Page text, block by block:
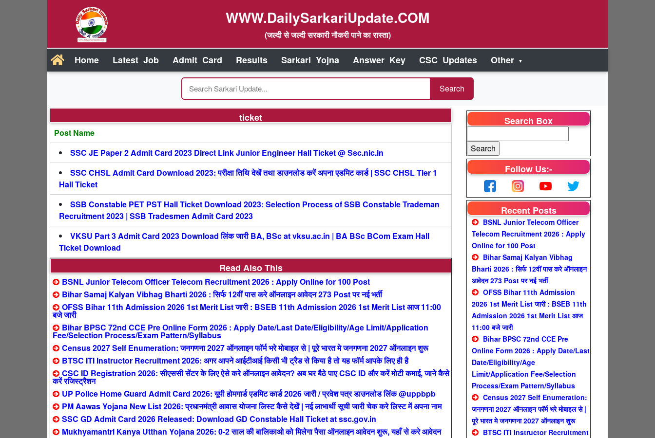
WWW.DailySarkariUpdate.COM
(जल्दी से जल्दी सरकारी नौकरी पाने का रास्ता)
Home Latest Job Admit Card Results Sarkari Yojna Answer Key CSC Updates Other
ticket
Post Name
SSC JE Paper 2 Admit Card 2023 Direct Link Junior Engineer Hall Ticket @ Ssc.nic.in
SSC CHSL Admit Card Download 2023: परीक्षा तिथि देखें तथा डाउनलोड करें अपना एडमिट कार्ड | SSC CHSL Tier 1
Hall Ticket
SSB Constable PET PST Hall Ticket Download 2023: Selection Process of SSB Constable Trademan
Recruitment 2023 | SSB Tradesmen Admit Card 2023
VKSU Part 3 Admit Card 2023 Download लिंक जारी BA, BSc at vksu.ac.in | BA BSc BCom Exam Hall
Ticket Download
Read Also This
BSNL Junior Telecom Officer Telecom Recruitment 2026 : Apply Online for 100 Post
Bihar Samaj Kalyan Vibhag Bharti 2026 : सिर्फ 12वीं पास करे ऑनलाइन आवेदन 273 Post पर नई भर्ती
OFSS Bihar 11th Admission 2026 1st Merit List जारी : BSEB 11th Admission 2026 1st Merit List आज 11:00
बजे जारी
Bihar BPSC 72nd CCE Pre Online Form 2026 : Apply Date/Last Date/Eligibility/Age Limit/Application
Fee/Selection Process/Exam Pattern/Syllabus
Census 2027 Self Enumeration: जनगणना 2027 ऑनलाइन फॉर्म भरे मोबाइल से | पूरे भारत मे जनगणना 2027 ऑनलाइन शुरू
BTSC ITI Instructor Recruitment 2026: अगर आपने आईटीआई किसी भी ट्रैड से किया है तो यह फॉर्म आपके लिए ही है
CSC ID Registration 2026: सीएससी सेंटर के लिए ऐसे करे ऑनलाइन आवेदन? अब घर बैठे पाए CSC ID और करें मोटी कमाई, जाने कैसे
करें रजिस्ट्रैशन
UP Police Home Guard Admit Card 2026: यूपी होमगार्ड एडमिट कार्ड 2026 जारी / प्रवेश पत्र डाउनलोड लिंक @uppbpb
PM Aawas Yojana New List 2026: प्रधानमंत्री आवास योजना लिस्ट कैसे देखें | नई लाभार्थी सूची जारी चेक करे लिस्ट में अपना नाम
SSC GD Admit Card 2026 Released: Download GD Constable Hall Ticket at ssc.gov.in
Mukhyamantri Kanya Utthan Yojana 2026: 0-2 साल की बालिकाओ को मिलेगा पैसा ऑनलाइन आवेदन शुरू, यहाँ से करे आवेदन
Search Box
Follow Us:-
Recent Posts
BSNL Junior Telecom Officer
Telecom Recruitment 2026 : Apply
Online for 100 Post
Bihar Samaj Kalyan Vibhag
Bharti 2026 : सिर्फ 12वीं पास करे ऑनलाइन
आवेदन 273 Post पर नई भर्ती
OFSS Bihar 11th Admission
2026 1st Merit List जारी : BSEB 11th
Admission 2026 1st Merit List आज
11:00 बजे जारी
Bihar BPSC 72nd CCE Pre
Online Form 2026 : Apply Date/Last
Date/Eligibility/Age
Limit/Application Fee/Selection
Process/Exam Pattern/Syllabus
Census 2027 Self Enumeration:
जनगणना 2027 ऑनलाइन फॉर्म भरे मोबाइल से |
पूरे भारत मे जनगणना 2027 ऑनलाइन शुरू
BTSC ITI Instructor Recruitment